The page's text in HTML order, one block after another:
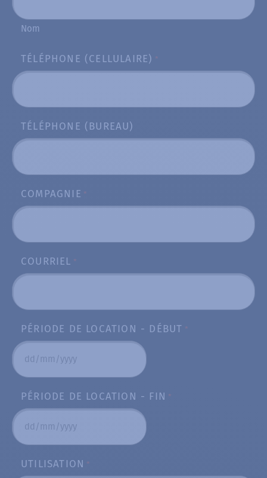
Nom
TÉLÉPHONE (CELLULAIRE) *
TÉLÉPHONE (BUREAU)
COMPAGNIE *
COURRIEL *
PÉRIODE DE LOCATION - DÉBUT *
DD
MM
slash
YYYY
PÉRIODE DE LOCATION - FIN *
DD
MMUTILISATION *